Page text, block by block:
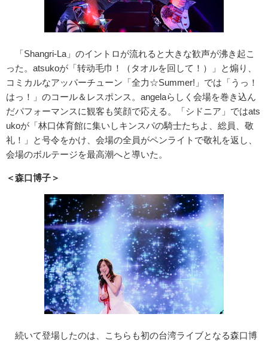
「Shangri-La」のイントロが流れると大きな歓声が沸き起こ
った。atsukoが「转动毛巾！（タオルを回して！）」と煽り、
コミカルなアッパーチューン「全力☆Summer!」では「うっ！
はっ！」のコール＆レスポンス。angelaらしく会場を巻き込ん
だパフォーマンスに観客も笑顔で応える。「シドニア」ではats
ukoが「林口体育館に集いしキンスパの騎士たちよ、総員、敬
礼！」と号令をかけ、会場の全員がペンライトで敬礼を返し、
会場のボルテージを最高潮へと導いた。
＜森口博子＞
続いて登場したのは、こちらも初の台湾ライブとなる森口博